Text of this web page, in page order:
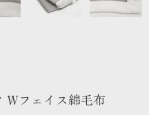
Wフェイス綿毛布